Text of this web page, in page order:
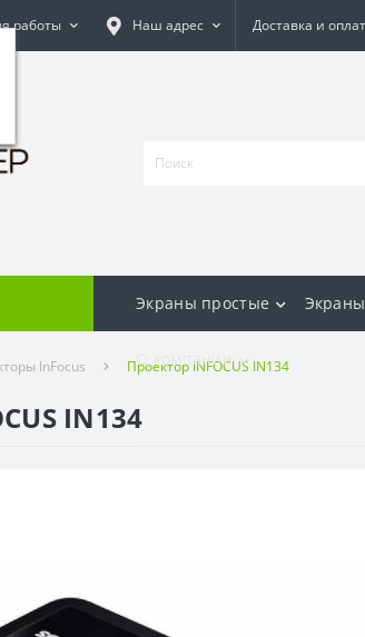
работы Наш адрес Доставка и
Экраны простые
О компании
InFocus Проектор INFOCUS IN134
IN134